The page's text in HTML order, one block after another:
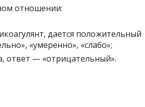
отношении:
дается положительный
«умеренно», «слабо»;
ответ — «отрицательный».